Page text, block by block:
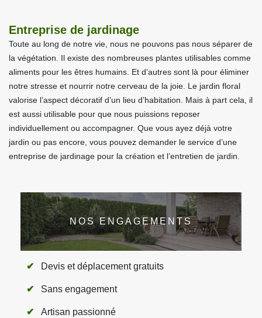
Entreprise de jardinage
Toute au long de notre vie, nous ne pouvons pas nous séparer de
la végétation. Il existe des nombreuses plantes utilisables comme
aliments pour les êtres humains. Et d’autres sont là pour éliminer
notre stresse et nourrir notre cerveau de la joie. Le jardin floral
valorise l’aspect décoratif d’un lieu d’habitation. Mais à part cela, il
est aussi utilisable pour que nous puissions reposer
individuellement ou accompagner. Que vous ayez déjà votre
jardin ou pas encore, vous pouvez demander le service d’une
entreprise de jardinage pour la création et l’entretien de jardin.
NOS ENGAGEMENTS
Devis et déplacement gratuits
Sans engagement
Artisan passionné